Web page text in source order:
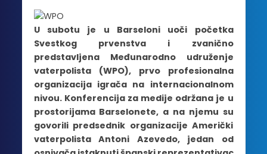
U subotu je u Barseloni uoči početka
Svestkog prvenstva i zvanično
predstavljena Međunarodno udruženje
vaterpolista (WPO), prvo profesionalna
organizacija igrača na internacionalnom
nivou. Konferencija za medije održana je u
prostorijama Barselonete, a na njemu su
govorili predsednik organizacije Američki
vaterpolista Antoni Azevedo, jedan od